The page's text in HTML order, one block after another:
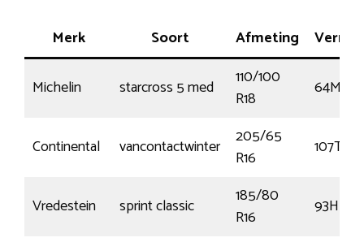
Merk Soort Afmeting
Michelin starcross 5 med
110/100
R18
64M
Continental vancontactwinter
205/65
R16
107T
Vredestein sprint classic
185/80
R16
93H